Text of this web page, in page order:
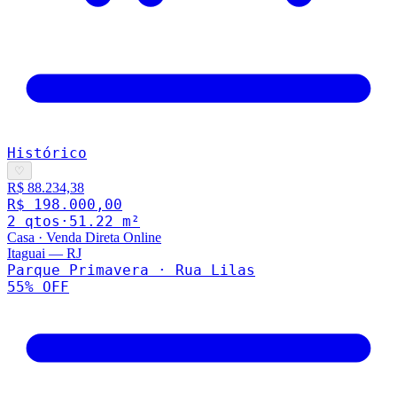
Histórico
♡
R$ 88.234,38
R$ 198.000,00
2 qtos · 51.22 m²
Casa · Venda Direta Online
Itaguai — RJ
Parque Primavera · Rua Lilas
55% OFF